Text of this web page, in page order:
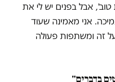
טוב', אבל בפנים יש לי את
אני מאמינה שעוד
זה ומשתפות פעולה
בדברים"